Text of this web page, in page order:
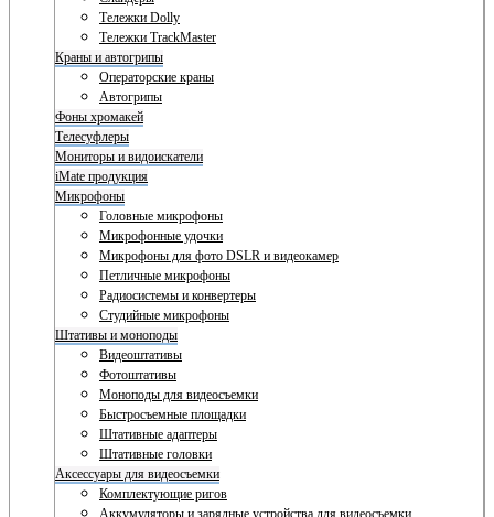
Тележки Dolly
Тележки TrackMaster
Краны и автогрипы
Операторские краны
Автогрипы
Фоны хромакей
Телесуфлеры
Мониторы и видоискатели
iMate продукция
Микрофоны
Головные микрофоны
Микрофонные удочки
Микрофоны для фото DSLR и видеокамер
Петличные микрофоны
Радиосистемы и конвертеры
Студийные микрофоны
Штативы и моноподы
Видеоштативы
Фотоштативы
Моноподы для видеосъемки
Быстросъемные площадки
Штативные адаптеры
Штативные головки
Аксессуары для видеосъемки
Комплектующие ригов
Аккумуляторы и зарядные устройства для видеосъемки